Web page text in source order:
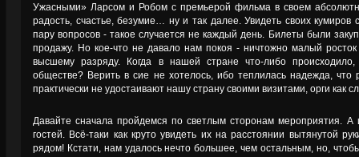
Ужасными» Ларсом и Робом с премьерой фильма в своем
радость, счастье, безумие… ну и так далее. Увидеть своих кумиров
пару вопросов - такое случается не каждый день. Билеты были
продажу. Но кое-что не давало нам покоя - ничтожно малый
высшему разряду. Когда в нашей стране что-либо
обществе? Верить в сие не хотелось, ибо теплилась надежда, что
практически не удостаивают нашу страну своими визитами, орги как
Давайте сначала пройдемся по светлым сторонам мероприятия.
гостей. Всё-таки как круто увидеть их на расстоянии вытянутой
рядом! Кстати, нам удалось нечто большее, чем остальным, но,